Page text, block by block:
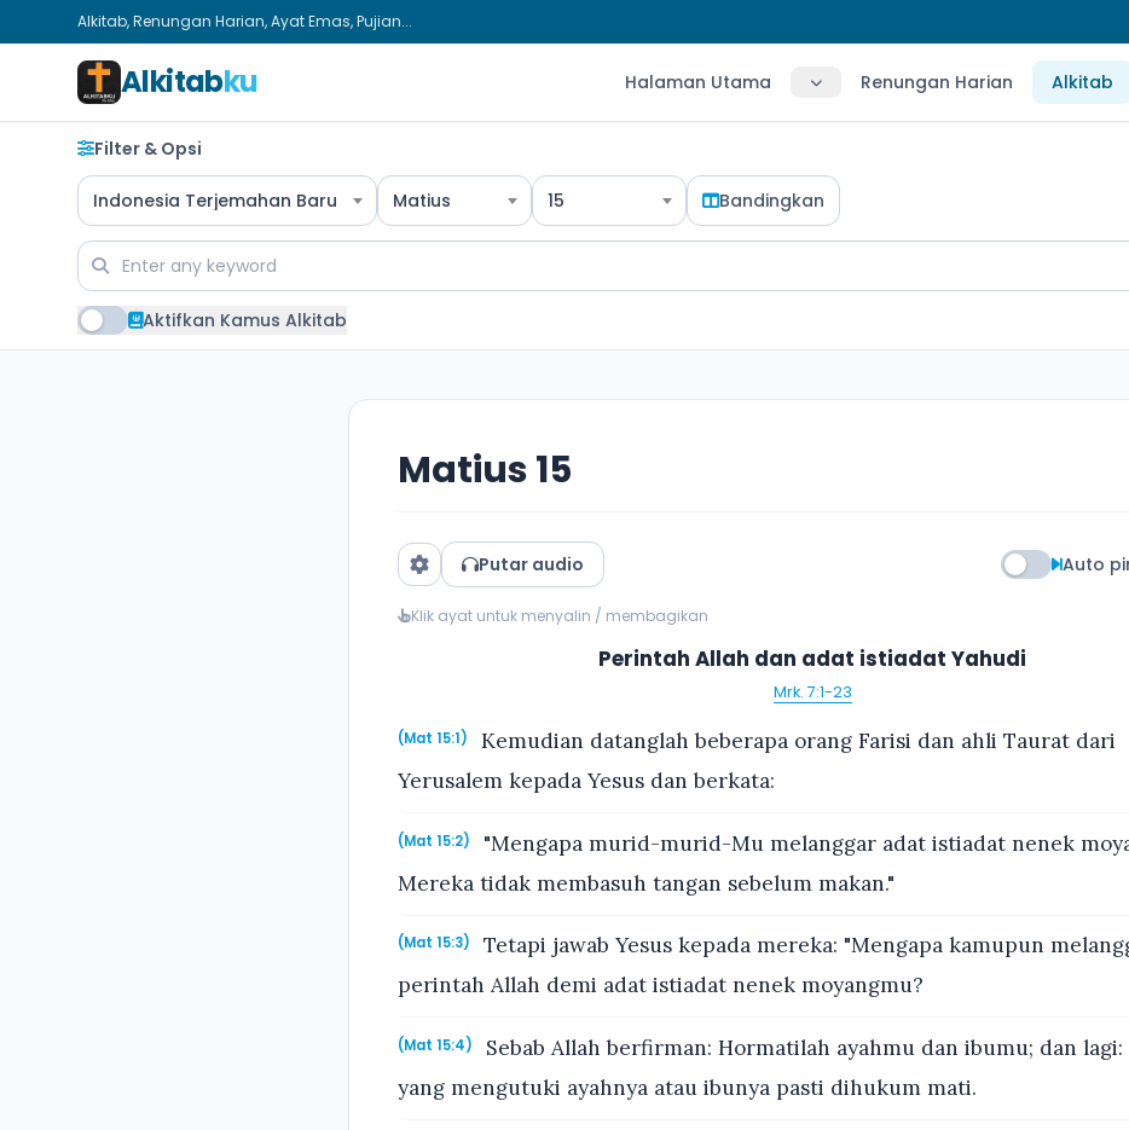
Alkitab, Renungan Harian, Ayat Emas, Pujian...
Alkitabku Halaman Utama Renungan Harian Alkitab
Filter & Opsi
Indonesia Terjemahan Baru Matius 15 Bandingkan
Aktifkan Kamus Alkitab
Matius 15
Putar audio Auto
Klik ayat untuk menyalin / membagikan
Perintah Allah dan adat istiadat Yahudi
Mrk. 7:1-23
(Mat 15:1)
Kemudian datanglah beberapa orang Farisi dan ahli Taurat dari
Yerusalem kepada Yesus dan berkata:
(Mat 15:2)
"Mengapa murid-murid-Mu melanggar adat istiadat nenek
Mereka tidak membasuh tangan sebelum makan."
(Mat 15:3)
Tetapi jawab Yesus kepada mereka: "Mengapa kamupun
perintah Allah demi adat istiadat nenek moyangmu?
(Mat 15:4)
Sebab Allah berfirman: Hormatilah ayahmu dan ibumu; dan lagi:
yang mengutuki ayahnya atau ibunya pasti dihukum mati.